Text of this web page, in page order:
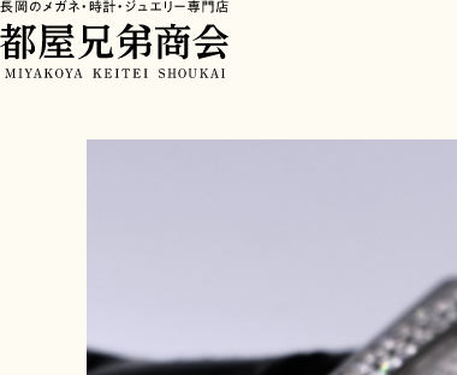
HOME>ブログ>長岡・見附・小千谷周辺で「すぐ電池交